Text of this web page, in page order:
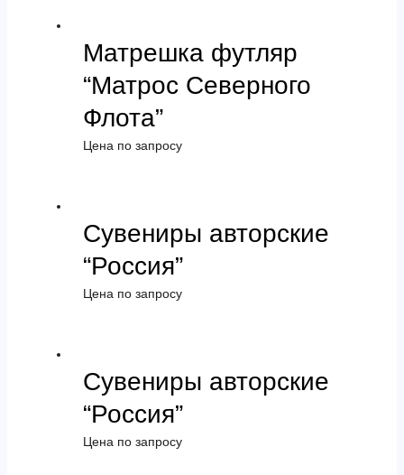
Матрешка футляр
“Матрос Северного
Флота”
Цена по запросу
Сувениры авторские
“Россия”
Цена по запросу
Сувениры авторские
“Россия”
Цена по запросу